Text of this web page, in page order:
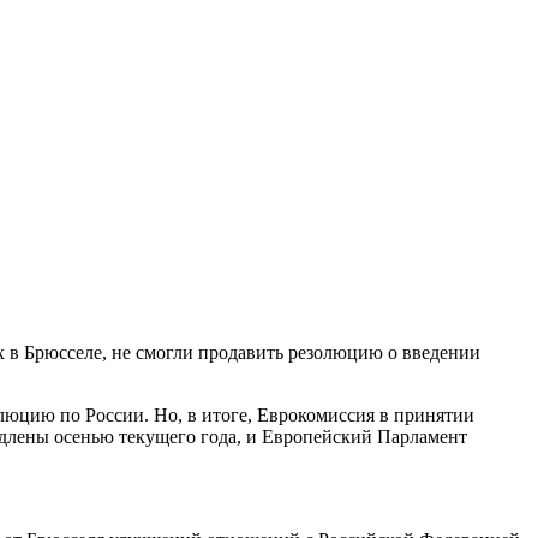
Брюсселе, не смогли продавить резолюцию о введении
по России. Но, в итоге, Еврокомиссия в принятии
осенью текущего года, и Европейский Парламент